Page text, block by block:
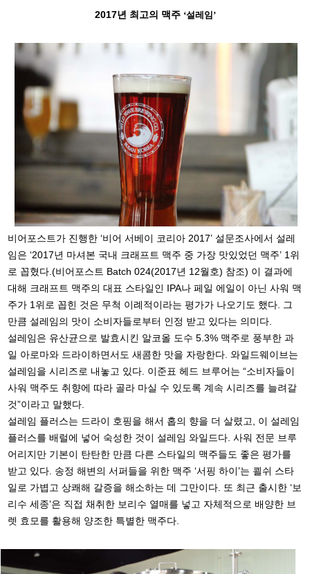
2017년 최고의 맥주 ‘설레임’
비어포스트가 진행한 ‘비어 서베이 코리아 2017’ 설문조사에서 설레
임은 ‘2017년 마셔본 국내 크래프트 맥주 중 가장 맛있었던 맥주’ 1위
로 꼽혔다.(비어포스트 Batch 024(2017년 12월호) 참조) 이 결과에
대해 크래프트 맥주의 대표 스타일인 IPA나 페일 에일이 아닌 사워 맥
주가 1위로 꼽힌 것은 무척 이례적이라는 평가가 나오기도 했다. 그
만큼 설레임의 맛이 소비자들로부터 인정 받고 있다는 의미다.
설레임은 유산균으로 발효시킨 알코올 도수 5.3% 맥주로 풍부한 과
일 아로마와 드라이하면서도 새콤한 맛을 자랑한다. 와일드웨이브는
설레임을 시리즈로 내놓고 있다. 이준표 헤드 브루어는 “소비자들이
사워 맥주도 취향에 따라 골라 마실 수 있도록 계속 시리즈를 늘려갈
것”이라고 말했다.
설레임 플러스는 드라이 호핑을 해서 홉의 향을 더 살렸고, 이 설레임
플러스를 배럴에 넣어 숙성한 것이 설레임 와일드다. 사워 전문 브루
어리지만 기본이 탄탄한 만큼 다른 스타일의 맥주들도 좋은 평가를
받고 있다. 송정 해변의 서퍼들을 위한 맥주 ‘서핑 하이’는 쾰쉬 스타
일로 가볍고 상쾌해 갈증을 해소하는 데 그만이다. 또 최근 출시한 ‘보
리수 세종’은 직접 채취한 보리수 열매를 넣고 자체적으로 배양한 브
렛 효모를 활용해 양조한 특별한 맥주다.